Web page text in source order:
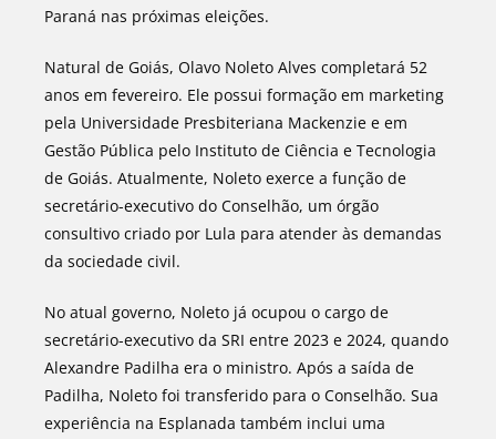
Paraná nas próximas eleições.
Natural de Goiás, Olavo Noleto Alves completará 52
anos em fevereiro. Ele possui formação em marketing
pela Universidade Presbiteriana Mackenzie e em
Gestão Pública pelo Instituto de Ciência e Tecnologia
de Goiás. Atualmente, Noleto exerce a função de
secretário-executivo do Conselhão, um órgão
consultivo criado por Lula para atender às demandas
da sociedade civil.
No atual governo, Noleto já ocupou o cargo de
secretário-executivo da SRI entre 2023 e 2024, quando
Alexandre Padilha era o ministro. Após a saída de
Padilha, Noleto foi transferido para o Conselhão. Sua
experiência na Esplanada também inclui uma